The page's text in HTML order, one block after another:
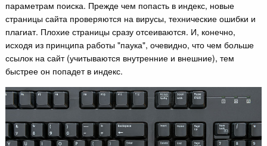
параметрам поиска. Прежде чем попасть в индекс, новые
страницы сайта проверяются на вирусы, технические ошибки и
плагиат. Плохие страницы сразу отсеиваются. И, конечно,
исходя из принципа работы "паука", очевидно, что чем больше
ссылок на сайт (учитываются внутренние и внешние), тем
быстрее он попадет в индекс.